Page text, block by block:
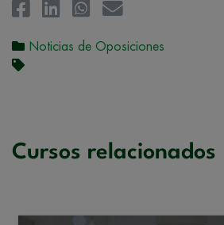
Noticias de Oposiciones
Cursos relacionados